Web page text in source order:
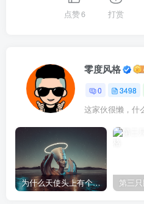
点赞6 打赏
零度风格
0 3498
这家伙很懒，什
为什么天使头上有个圈？ 第三